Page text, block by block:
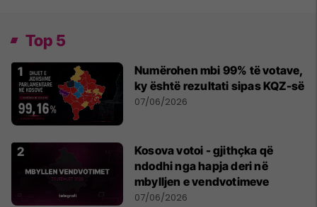
Top 5
Numërohen mbi 99% të votave,
ky është rezultati sipas KQZ-së
07/06/2026
Kosova votoi - gjithçka që
ndodhi nga hapja deri në
mbylljen e vendvotimeve
07/06/2026